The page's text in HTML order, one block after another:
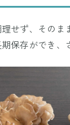
せず、そのま
保存ができ、